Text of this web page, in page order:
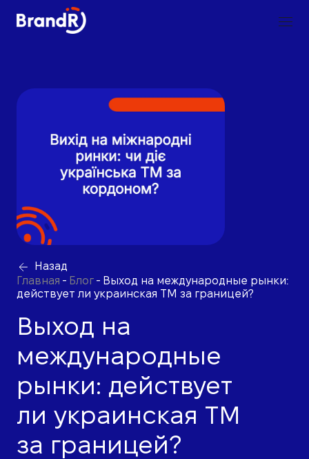
Назад
Главная - Блог - Выход на международные рынки:
действует ли украинская ТМ за границей?
Выход на
международные
рынки: действует
ли украинская ТМ
за границей?